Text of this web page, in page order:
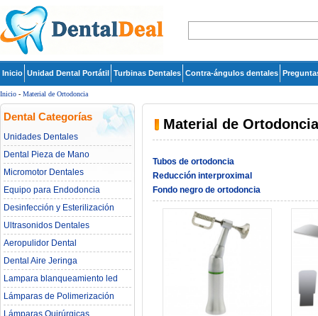
Inicio Unidad Dental Portátil Turbinas Dentales Contra-ángulos dentales
Inicio - Material de Ortodoncia
Dental Categorías
Unidades Dentales
Dental Pieza de Mano
Micromotor Dentales
Equipo para Endodoncia
Desinfección y Esterilización
Ultrasonidos Dentales
Aeropulidor Dental
Dental Aire Jeringa
Lampara blanqueamiento led
dental
Lámparas de Polimerización
Lámparas Quirúrgicas
Material de Ortodoncia
Tubos de ortodoncia
Reducción interproximal
Fondo negro de ortodoncia